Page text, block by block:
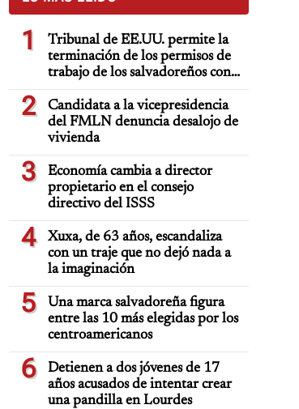
1
Tribunal de EE.UU. permite la
terminación de los permisos de
trabajo de los salvadoreños con
TPS
2
Candidata a la vicepresidencia
del FMLN denuncia desalojo de
vivienda
3
Economía cambia a director
propietario en el consejo
directivo del ISSS
4
Xuxa, de 63 años, escandaliza
con un traje que no dejó nada a
la imaginación
5
Una marca salvadoreña figura
entre las 10 más elegidas por los
centroamericanos
6
Detienen a dos jóvenes de 17
años acusados de intentar crear
una pandilla en Lourdes